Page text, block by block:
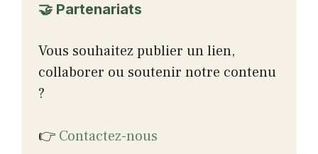
🤝 Partenariats
Vous souhaitez publier un lien,
collaborer ou soutenir notre contenu
?
👉 Contactez-nous